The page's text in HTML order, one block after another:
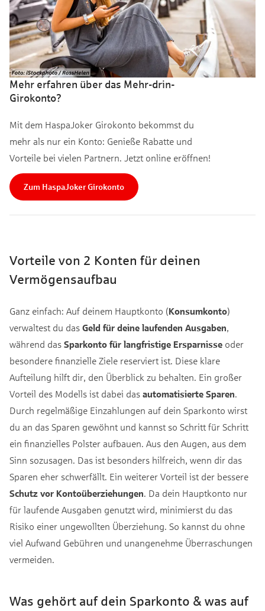
Mehr erfahren über das Mehr-drin-
Girokonto?
Mit dem HaspaJoker Girokonto bekommst du
mehr als nur ein Konto: Genieße Rabatte und
Vorteile bei vielen Partnern. Jetzt online eröffnen!
Zum HaspaJoker Girokonto
Vorteile von 2 Konten für deinen
Vermögensaufbau
Ganz einfach: Auf deinem Hauptkonto (Konsumkonto)
verwaltest du das Geld für deine laufenden Ausgaben,
während das Sparkonto für langfristige Ersparnisse oder
besondere finanzielle Ziele reserviert ist. Diese klare
Aufteilung hilft dir, den Überblick zu behalten. Ein großer
Vorteil des Modells ist dabei das automatisierte Sparen.
Durch regelmäßige Einzahlungen auf dein Sparkonto wirst
du an das Sparen gewöhnt und kannst so Schritt für Schritt
ein finanzielles Polster aufbauen. Aus den Augen, aus dem
Sinn sozusagen. Das ist besonders hilfreich, wenn dir das
Sparen eher schwerfällt. Ein weiterer Vorteil ist der bessere
Schutz vor Kontoüberziehungen. Da dein Hauptkonto nur
für laufende Ausgaben genutzt wird, minimierst du das
Risiko einer ungewollten Überziehung. So kannst du ohne
viel Aufwand Gebühren und unangenehme Überraschungen
vermeiden.
Was gehört auf dein Sparkonto & was auf